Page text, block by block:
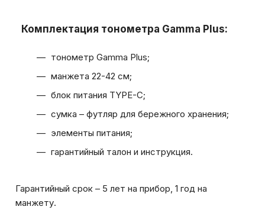
Комплектация тонометра Gamma Plus:
тонометр Gamma Plus;
манжета 22-42 см;
блок питания TYPE-C;
сумка – футляр для бережного хранения;
элементы питания;
гарантийный талон и инструкция.
Гарантийный срок – 5 лет на прибор, 1 год на
манжету.